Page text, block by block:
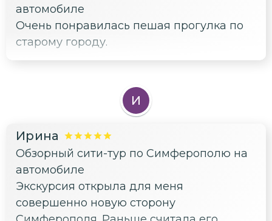
автомобиле
Очень понравилась пешая прогулка по
старому городу.
И
Ирина
Обзорный сити-тур по Симферополю на
автомобиле
Экскурсия открыла для меня
совершенно новую сторону